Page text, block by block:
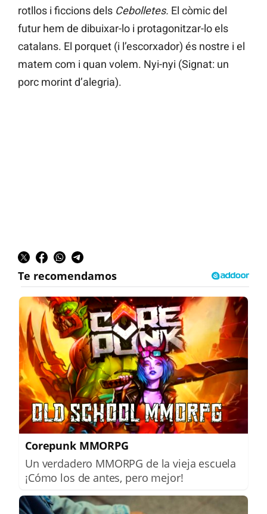
rotllos i ficcions dels Cebolletes. El còmic del
futur hem de dibuixar-lo i protagonitzar-lo els
catalans. El porquet (i l’escorxador) és nostre i el
matem com i quan volem. Nyi-nyi (Signat: un
porc morint d’alegria).
Corepunk MMORPG
Un verdadero MMORPG de la vieja escuela
¡Cómo los de antes, pero mejor!